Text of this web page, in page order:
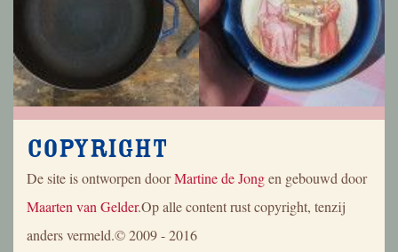
Copyright
De site is ontworpen doorMartine de Jongen gebouwd door
Maarten van Gelder.Op alle content rust copyright, tenzij
anders vermeld.© 2009 - 2016